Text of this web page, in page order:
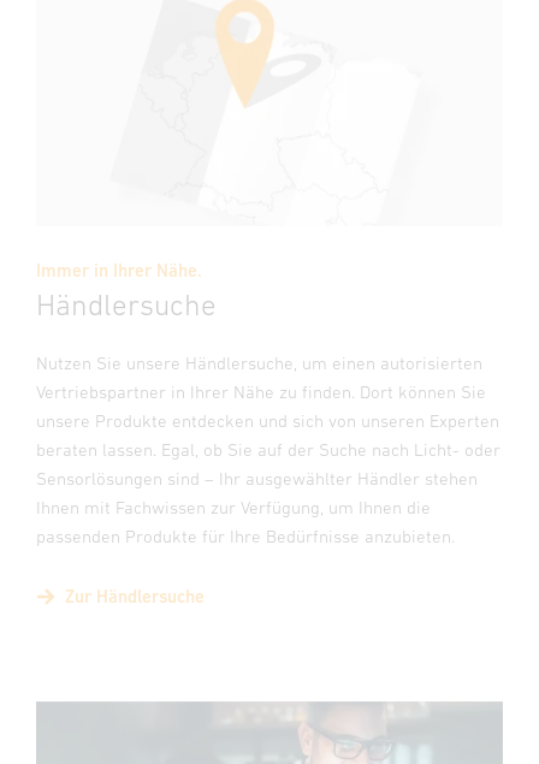
Immer in Ihrer Nähe.
Händlersuche
Nutzen Sie unsere Händlersuche, um einen autorisierten
Vertriebspartner in Ihrer Nähe zu finden. Dort können Sie
unsere Produkte entdecken und sich von unseren Experten
beraten lassen. Egal, ob Sie auf der Suche nach Licht- oder
Sensorlösungen sind – Ihr ausgewählter Händler stehen
Ihnen mit Fachwissen zur Verfügung, um Ihnen die
passenden Produkte für Ihre Bedürfnisse anzubieten.
Zur Händlersuche